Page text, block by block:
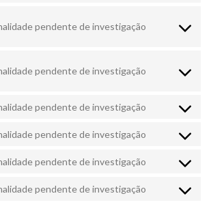
pendente de investigação
pendente de investigação
pendente de investigação
pendente de investigação
pendente de investigação
pendente de investigação